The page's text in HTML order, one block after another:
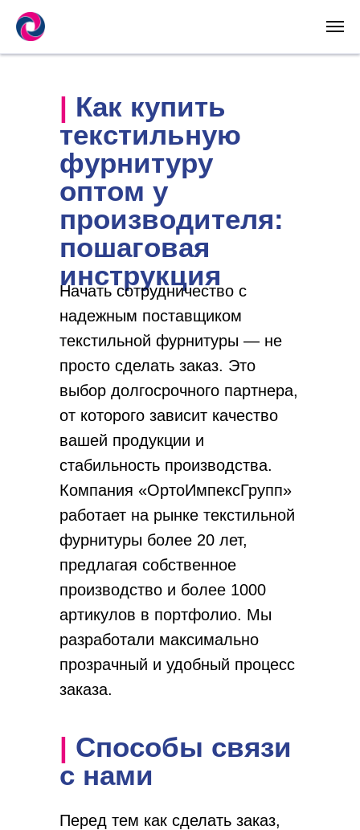
| Как купить
текстильную
фурнитуру
оптом у
производителя:
пошаговая
инструкция
| Способы связи
с нами
Перед тем как сделать заказ,
Начать сотрудничество с
надежным поставщиком
текстильной фурнитуры — не
просто сделать заказ. Это
выбор долгосрочного партнера,
от которого зависит качество
вашей продукции и
стабильность производства.
Компания «ОртоИмпексГрупп»
работает на рынке текстильной
фурнитуры более 20 лет,
предлагая собственное
производство и более 1000
артикулов в портфолио. Мы
разработали максимально
прозрачный и удобный процесс
заказа.